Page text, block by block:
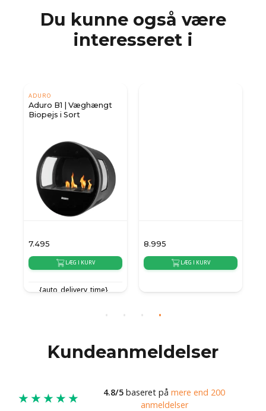
Du kunne også være
interesseret i
ADURO
Aduro B1 | Væghængt
Biopejs i Sort
7.495
LÆG I KURV
{auto_delivery_time}
8.995
LÆG I KURV
Kundeanmeldelser
★★★★★ 4.8/5 baseret på mere end 200
anmeldelser